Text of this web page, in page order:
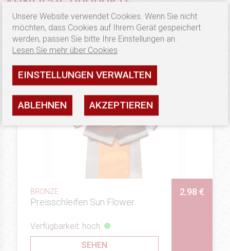
BRONZE
Preisschleifen Sun Flower
2.98 €
Verfügbarkeit: hoch
SEHEN
Unsere Website verwendet Cookies. Wenn Sie nicht
möchten, dass Cookies auf Ihrem Gerät gespeichert
werden, passen Sie bitte Ihre Einstellungen an.
Lesen Sie mehr über Cookies
EINSTELLUNGEN VERWALTEN
ABLEHNEN AKZEPTIEREN